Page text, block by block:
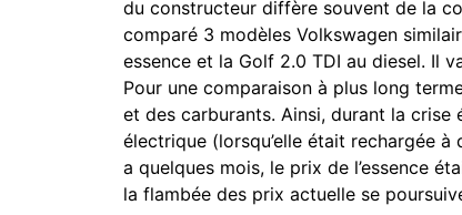
du constructeur diffère souvent de la
comparé 3 modèles Volkswagen
essence et la Golf 2.0 TDI au diesel. Il
Pour une comparaison à plus long
et des carburants. Ainsi, durant la crise
électrique (lorsqu’elle était rechargée à
a quelques mois, le prix de l’essence
la flambée des prix actuelle se